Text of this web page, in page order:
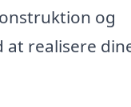
og
realisere